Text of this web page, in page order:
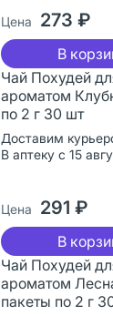
Цена 273 ₽
В
Чай Похудей
ароматом
по 2 г 30 шт
Доставим
В аптеку с 15
Цена 291 ₽
В
Чай Похудей
ароматом
пакеты по 2 г